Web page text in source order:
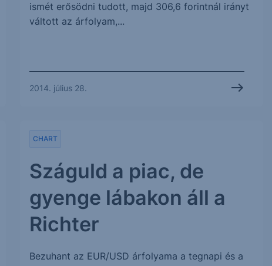
ismét erősödni tudott, majd 306,6 forintnál irányt
váltott az árfolyam,...
2014. július 28.
Száguld a piac, de
gyenge lábakon áll a
Richter
CHART
Bezuhant az EUR/USD árfolyama a tegnapi és a